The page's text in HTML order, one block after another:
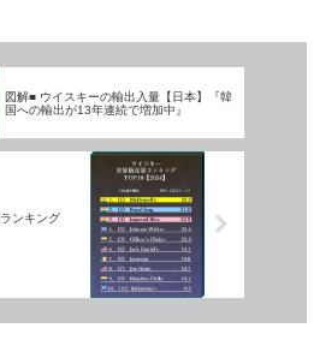
図解■ ウイスキーの輸出入量【日本】『韓
国への輸出が13年連続で増加中』
ンキング